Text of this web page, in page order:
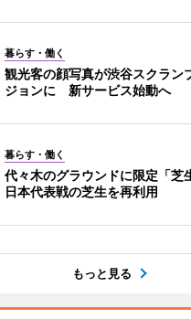
暮らす・働く
観光客の顔写真が渋谷スクラン
ジョンに 新サービス始動へ
暮らす・働く
代々木のグラウンドに限定「
日本代表戦の芝生を再利用
もっと見る